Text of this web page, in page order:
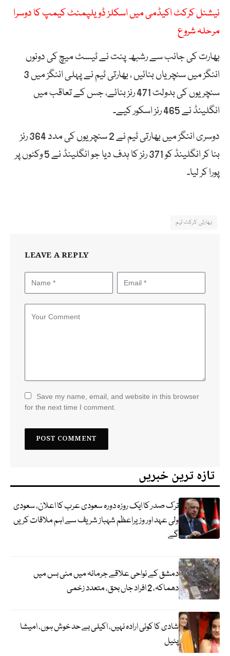
نیشنل کرکٹ اکیڈمی میں اسکلز ڈویلپمنٹ کیمپ کا دوسرا
مرحلہ شروع
بھارت کی جانب سے رشبھ پنت نے ٹیسٹ میچ کی دونوں
اننگز میں سنچریاں بنائیں ، بھارتی ٹیم نے پہلی اننگز میں 3
سنچریوں کی بدولت 471 رنز بنائے، جس کے تعاقب میں
انگلینڈ نے 465 رنز اسکور کیے۔
دوسری اننگز میں بھارتی ٹیم نے 2 سنچریوں کی مدد 364 رنز
بنا کر انگلینڈ کو 371 رنز کا ہدف دیا جو انگلینڈ نے 5 وکٹوں پر
پورا کر لیا۔
بھارتی کرکٹ ٹیم
LEAVE A REPLY
Save my name, email, and website in this browser
for the next time I comment.
تازہ ترین خبریں
ترک صدر کا ایک روزہ دورہ سعودی عرب کا اعلان، سعودی
ولی عہد اور وزیراعظم شہباز شریف سے اہم ملاقات کریں
گے
دمشق کے نواحی علاقے جرمانہ میں منی بس میں
دھماکہ، 2 افراد جاں بحق، متعدد زخمی
شادی کا کوئی ارادہ نہیں، اکیلی بے حد خوش ہوں، امیشا
پٹیل